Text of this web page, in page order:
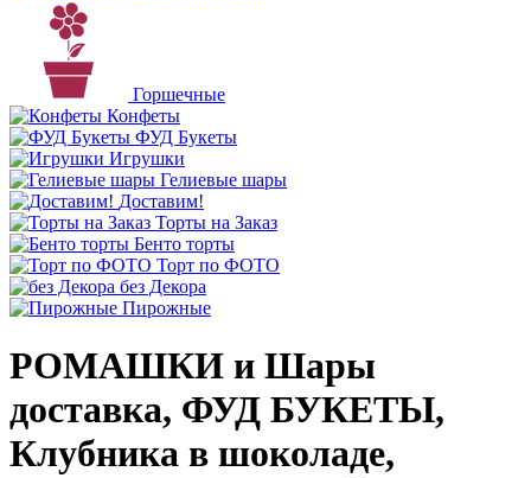
Горшечные
Конфеты
ФУД Букеты
Игрушки
Гелиевые шары
Доставим!
Торты на Заказ
Бенто торты
Торт по ФОТО
без Декора
Пирожные
РОМАШКИ и Шары
доставка, ФУД БУКЕТЫ,
Клубника в шоколаде,